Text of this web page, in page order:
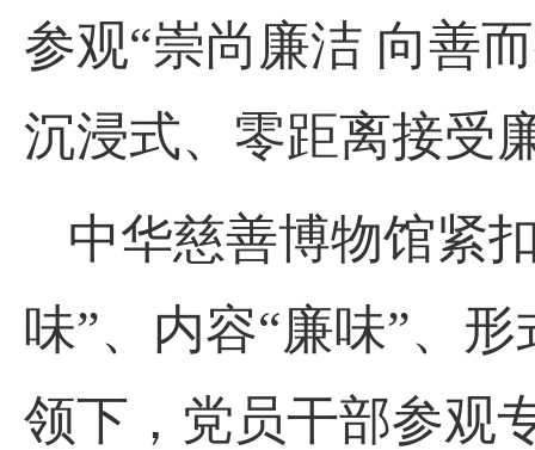
参观“崇尚廉洁 向善
沉浸式、零距离接受
中华慈善博物馆紧
味”、内容“廉味”、
领下，党员干部参观